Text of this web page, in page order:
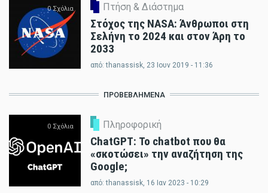
0 Σχόλια Πτήση & Διάστημα
Στόχος της NASA: Άνθρωποι στη
Σελήνη το 2024 και στον Άρη το
2033
από:thanassisk, 23 Ιουν 2019 - 11:36
ΠΡΟΒΕΒΛΗΜΈΝΑ
0 Σχόλια Πληροφορική
ChatGPT: Το chatbot που θα
«σκοτώσει» την αναζήτηση της
Google;
από:thanassisk, 16 Ιαν 2023 - 10:29